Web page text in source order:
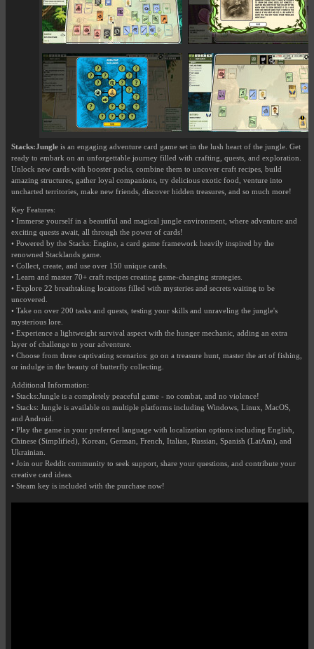
Stacks:Jungle is an engaging adventure card game set in the lush heart of the jungle. Get
ready to embark on an unforgettable journey filled with crafting, quests, and exploration.
Unlock new cards with booster packs, combine them to uncover craft recipes, build
amazing structures, gather loyal companions, try delicious exotic food, venture into
uncharted territories, make new friends, discover hidden treasures, and so much more!
Key Features:
• Immerse yourself in a beautiful and magical jungle environment, where adventure and
exciting quests await, all through the power of cards!
• Powered by the Stacks: Engine, a card game framework heavily inspired by the
renowned Stacklands game.
• Collect, create, and use over 150 unique cards.
• Learn and master 70+ craft recipes creating game-changing strategies.
• Explore 22 breathtaking locations filled with mysteries and secrets waiting to be
uncovered.
• Take on over 200 tasks and quests, testing your skills and unraveling the jungle's
mysterious lore.
• Experience a lightweight survival aspect with the hunger mechanic, adding an extra
layer of challenge to your adventure.
• Choose from three captivating scenarios: go on a treasure hunt, master the art of fishing,
or indulge in the beauty of butterfly collecting.
Additional Information:
• Stacks:Jungle is a completely peaceful game - no combat, and no violence!
• Stacks: Jungle is available on multiple platforms including Windows, Linux, MacOS,
and Android.
• Play the game in your preferred language with localization options including English,
Chinese (Simplified), Korean, German, French, Italian, Russian, Spanish (LatAm), and
Ukrainian.
• Join our Reddit community to seek support, share your questions, and contribute your
creative card ideas.
• Steam key is included with the purchase now!